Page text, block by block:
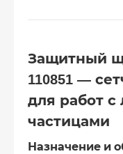
Защитный
110851 —
для работ
частицами
Назначение и